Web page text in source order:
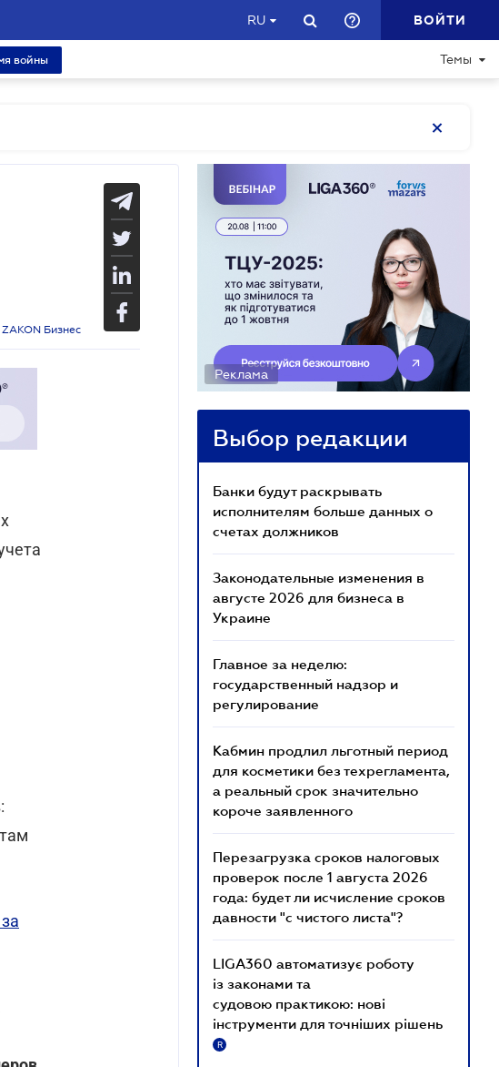
RU ВОЙТИ
войны Темы
Бизнес
Реклама
Выбор редакции
Банки будут раскрывать
исполнителям больше данных о
счетах должников
Законодательные изменения в
августе 2026 для бизнеса в
Украине
Главное за неделю:
государственный надзор и
регулирование
Кабмин продлил льготный период
для косметики без техрегламента,
а реальный срок значительно
короче заявленного
Перезагрузка сроков налоговых
проверок после 1 августа 2026
года: будет ли исчисление сроков
давности "с чистого листа"?
LIGA360 автоматизує роботу
із законами та
судовою практикою: нові
інструменти для точніших рішень
R